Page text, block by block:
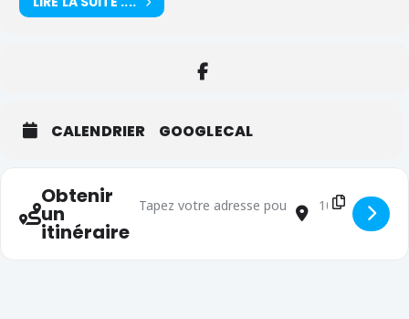
CALENDRIER GOOGLECAL
Obtenir
un
itinéraire
Adresse - ASSR2 (3ème) [5e5LfCapC]Adresse de